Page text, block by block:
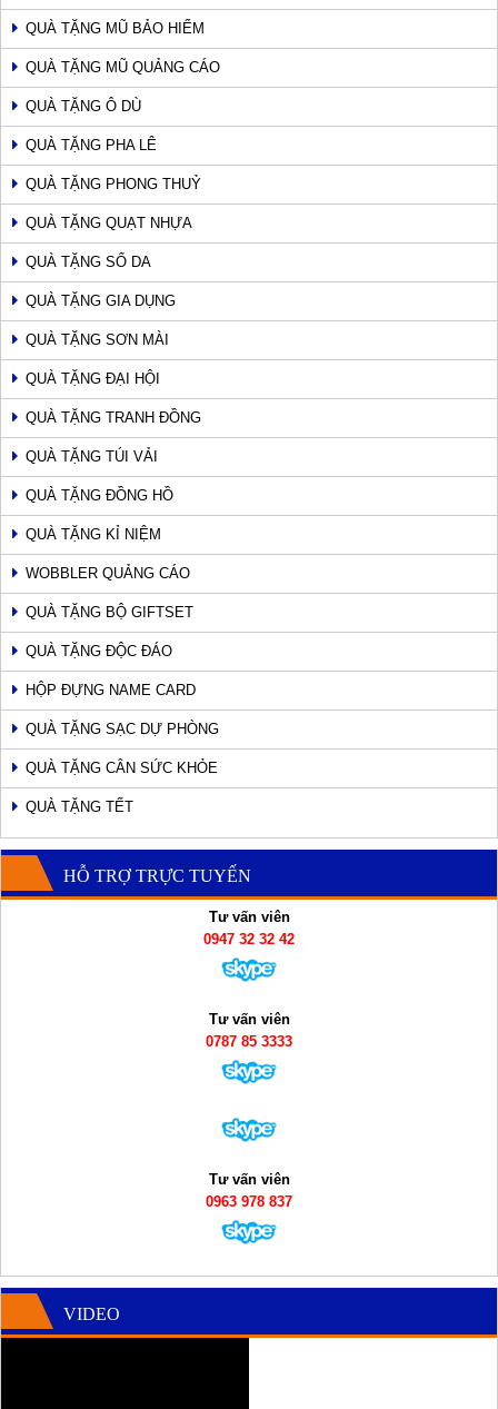
QUÀ TẶNG MŨ BẢO HIỂM
QUÀ TẶNG MŨ QUẢNG CÁO
QUÀ TẶNG Ô DÙ
QUÀ TẶNG PHA LÊ
QUÀ TẶNG PHONG THUỶ
QUÀ TẶNG QUẠT NHỰA
QUÀ TẶNG SỔ DA
QUÀ TẶNG GIA DỤNG
QUÀ TẶNG SƠN MÀI
QUÀ TẶNG ĐẠI HỘI
QUÀ TẶNG TRANH ĐỒNG
QUÀ TẶNG TÚI VẢI
QUÀ TẶNG ĐỒNG HỒ
QUÀ TẶNG KỈ NIỆM
WOBBLER QUẢNG CÁO
QUÀ TẶNG BỘ GIFTSET
QUÀ TẶNG ĐỘC ĐÁO
HỘP ĐỰNG NAME CARD
QUÀ TẶNG SẠC DỰ PHÒNG
QUÀ TẶNG CÂN SỨC KHỎE
QUÀ TẶNG TẾT
HỖ TRỢ TRỰC TUYẾN
Tư vấn viên
0947 32 32 42
Tư vấn viên
0787 85 3333
Tư vấn viên
0963 978 837
VIDEO